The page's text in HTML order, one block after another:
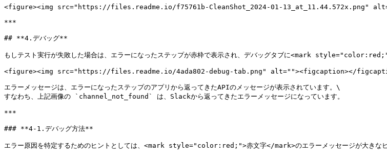
<figure><img src="https://files.readme.io/f75761b-CleanShot_2024-01-13_at_11.44.572x.png"
***
## **4.デバッグ**
もしテスト実行が失敗した場合は、エラーになったステップが赤枠で表示され、デバッグタブに<mark
<figure><img src="https://files.readme.io/4ada802-debug-tab.png" alt=""><figcaption></
エラーメッセージは、エラーになったステップのアプリから返ってきたAPIのメッセージが表示されています。\
すなわち、上記画像の `channel_not_found` は、Slackから返ってきたエラーメッセージになっています。
***
### **4-1.デバッグ方法**
エラー原因を特定するためのヒントとしては、<mark style="color:red;">赤文字</mark>のエラーメッセージが大きなヒ